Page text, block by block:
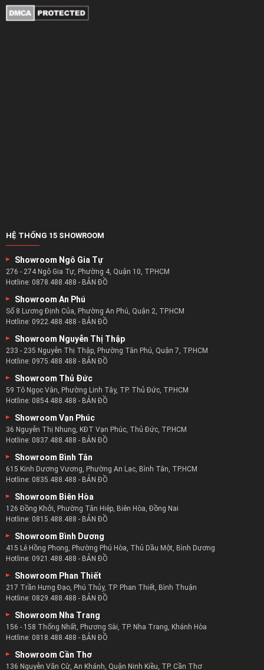
HỆ THỐNG 15 SHOWROOM
Showroom Ngô Gia Tự
276 - 274 Ngô Gia Tự, Phường 4, Quận 10, TP.HCM
Hotline: 0878.488.488 - BẢN ĐỒ
Showroom An Phú
Số 8 Lương Định Của, Phường An Phú, Quận 2, TP.HCM
Hotline: 0922.488.488 - BẢN ĐỒ
Showroom Nguyễn Thị Thập
233 - 235 Nguyễn Thị Thập, Phường Tân Phú, Quận 7, TP.HCM
Hotline: 0975.488.488 - BẢN ĐỒ
Showroom Thủ Đức
59 Tô Ngọc Vân, Phường Linh Tây, TP. Thủ Đức, TP.HCM
Hotline: 0854.488.488 - BẢN ĐỒ
Showroom Vạn Phúc
36 Nguyễn Thị Nhung, KĐT Vạn Phúc, Thủ Đức, TP.HCM
Hotline: 0837.488.488 - BẢN ĐỒ
Showroom Bình Tân
615 Kinh Dương Vương, Phường An Lạc, Bình Tân, TP.HCM
Hotline: 0835.488.488 - BẢN ĐỒ
Showroom Biên Hòa
126 Đồng Khởi, Phường Tân Hiệp, Biên Hòa, Đồng Nai
Hotline: 0815.488.488 - BẢN ĐỒ
Showroom Bình Dương
415 Lê Hồng Phong, Phường Phú Hòa, Thủ Dầu Một, Bình Dương
Hotline: 0921.488.488 - BẢN ĐỒ
Showroom Phan Thiết
217 Trần Hưng Đạo, Phú Thủy, TP. Phan Thiết, Bình Thuận
Hotline: 0829.488.488 - BẢN ĐỒ
Showroom Nha Trang
156 - 158 Thống Nhất, Phương Sài, TP. Nha Trang, Khánh Hòa
Hotline: 0818.488.488 - BẢN ĐỒ
Showroom Cần Thơ
136 Nguyễn Văn Cừ, An Khánh, Quận Ninh Kiều, TP. Cần Thơ